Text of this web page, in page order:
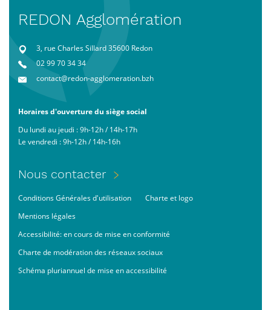
REDON Agglomération
3, rue Charles Sillard 35600 Redon
02 99 70 34 34
contact@redon-agglomeration.bzh
Horaires d'ouverture du siège social
Du lundi au jeudi : 9h-12h / 14h-17h
Le vendredi : 9h-12h / 14h-16h
Menu
de
page
Nous contacter
Footer
bas
Conditions Générales d'utilisation
Charte et logo
Mentions légales
Accessibilité: en cours de mise en conformité
Charte de modération des réseaux sociaux
Schéma pluriannuel de mise en accessibilité